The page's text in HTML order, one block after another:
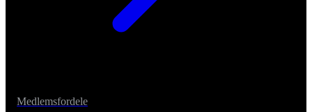
Medlemsfordele